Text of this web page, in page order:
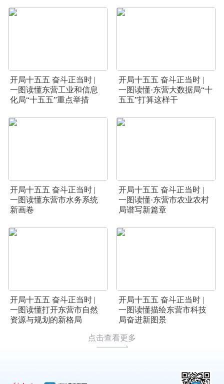
开局十五五 奋斗正当时 |
一图读懂东营工业和信息
化局“十五五”重点举措
开局十五五 奋斗正当时 |
一图读懂·东营大数据局“十
五五”打算这样干
开局十五五 奋斗正当时 |
一图读懂东营市水务系统
新画卷
开局十五五 奋斗正当时 |
一图读懂·东营市农业农村
局谱写新篇章
开局十五五 奋斗正当时 |
一图读懂打开东营市自然
资源与规划的新格局
开局十五五 奋斗正当时 |
一图读懂描绘东营市科技
局奋进新图景
点击查看更多